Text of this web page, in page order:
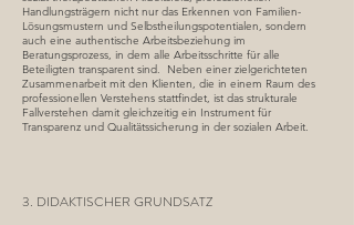
Handlungsträgern nicht nur das Erkennen von Familien-
Lösungsmustern und Selbstheilungspotentialen, sondern
auch eine authentische Arbeitsbeziehung im
Beratungsprozess, in dem alle Arbeitsschritte für alle
Beteiligten transparent sind. Neben einer zielgerichteten
Zusammenarbeit mit den Klienten, die in einem Raum des
professionellen Verstehens stattfindet, ist das strukturale
Fallverstehen damit gleichzeitig ein Instrument für
Transparenz und Qualitätssicherung in der sozialen Arbeit.
3. DIDAKTISCHER GRUNDSATZ